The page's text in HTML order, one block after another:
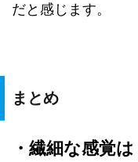
だと感じます。
まとめ
・繊細な感覚は